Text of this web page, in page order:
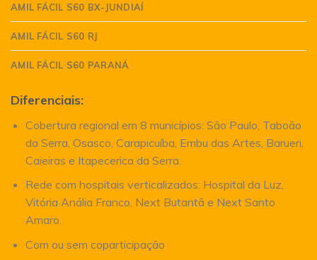
AMIL FÁCIL S60 BX-JUNDIAÍ
AMIL FÁCIL S60 RJ
AMIL FÁCIL S60 PARANÁ
Diferenciais:
Cobertura regional em 8 municípios: São Paulo, Taboão
da Serra, Osasco, Carapicuíba, Embu das Artes, Barueri,
Caieiras e Itapecerica da Serra.
Rede com hospitais verticalizados: Hospital da Luz,
Vitória Anália Franco, Next Butantã e Next Santo
Amaro.
Com ou sem coparticipação